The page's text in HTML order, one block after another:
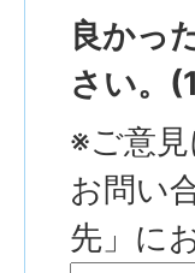
良かっ
さい。
※ご意
お問い
先」に